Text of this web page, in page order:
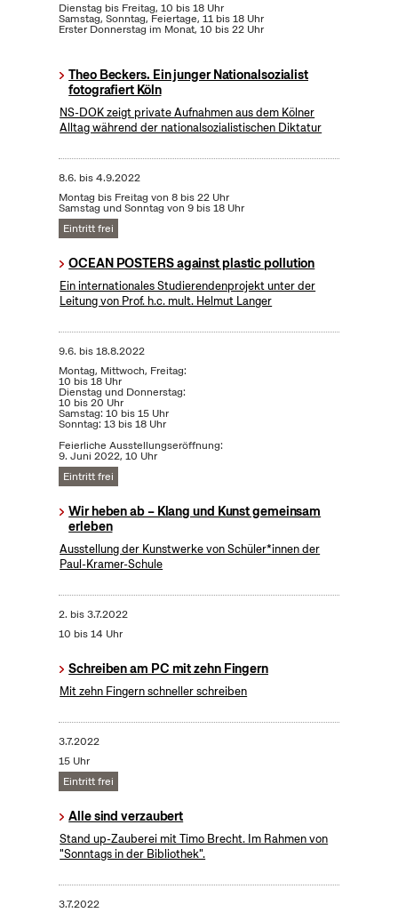
Dienstag bis Freitag, 10 bis 18 Uhr
Samstag, Sonntag, Feiertage, 11 bis 18 Uhr
Erster Donnerstag im Monat, 10 bis 22 Uhr
Theo Beckers. Ein junger Nationalsozialist
fotografiert Köln
NS-DOK zeigt private Aufnahmen aus dem Kölner
Alltag während der nationalsozialistischen Diktatur
8.6. bis4.9.2022
Montag bis Freitag von 8 bis 22 Uhr
Samstag und Sonntag von 9 bis 18 Uhr
Eintritt frei
OCEAN POSTERS against plastic pollution
Ein internationales Studierendenprojekt unter der
Leitung von Prof. h.c. mult. Helmut Langer
9.6. bis18.8.2022
Montag, Mittwoch, Freitag:
10 bis 18 Uhr
Dienstag und Donnerstag:
10 bis 20 Uhr
Samstag: 10 bis 15 Uhr
Sonntag: 13 bis 18 Uhr
Feierliche Ausstellungseröffnung:
9. Juni 2022, 10 Uhr
Eintritt frei
Wir heben ab – Klang und Kunst gemeinsam
erleben
Ausstellung der Kunstwerke von Schüler*innen der
Paul-Kramer-Schule
2. bis3.7.2022
10 bis 14 Uhr
Schreiben am PC mit zehn Fingern
Mit zehn Fingern schneller schreiben
3.7.2022
15 Uhr
Eintritt frei
Alle sind verzaubert
Stand up-Zauberei mit Timo Brecht. Im Rahmen von
"Sonntags in der Bibliothek".
3.7.2022